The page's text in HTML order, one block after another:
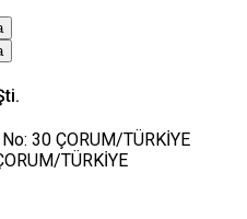
30 ÇORUM/TÜRKİYE
TÜRKİYE